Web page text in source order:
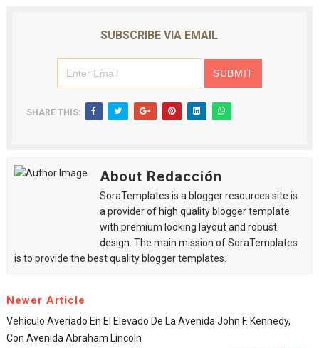
SUBSCRIBE VIA EMAIL
SHARE THIS:
About Redacción
SoraTemplates is a blogger resources site is
a provider of high quality blogger template
with premium looking layout and robust
design. The main mission of SoraTemplates
is to provide the best quality blogger templates.
Newer Article
Vehículo Averiado En El Elevado De La Avenida John F. Kennedy,
Con Avenida Abraham Lincoln